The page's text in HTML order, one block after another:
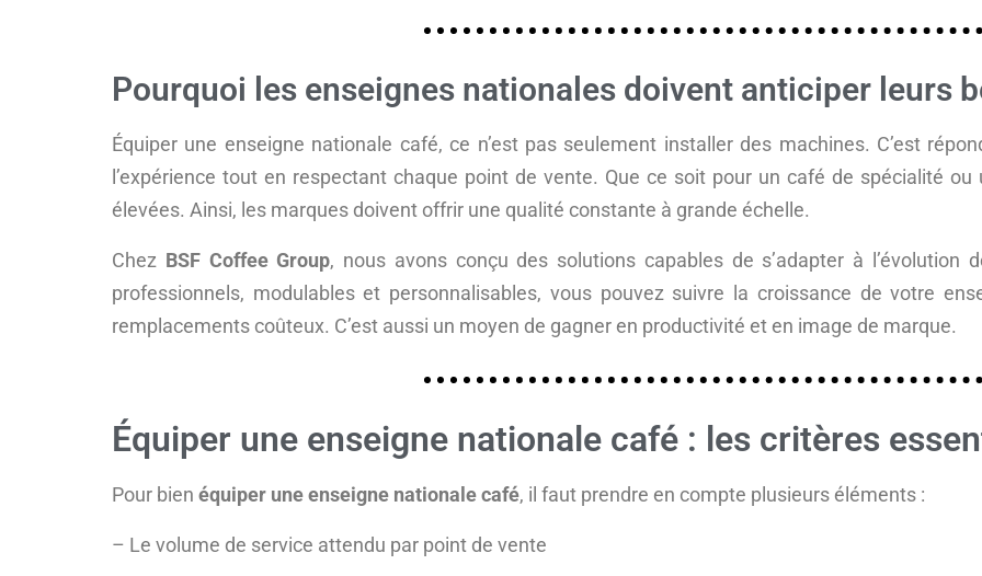
Pourquoi les enseignes nationales doivent anticiper leurs
Équiper une enseigne nationale café, ce n’est pas seulement installer des machines. C’est
l’expérience tout en respectant chaque point de vente. Que ce soit pour un café de spécialité
élevées. Ainsi, les marques doivent offrir une qualité constante à grande échelle.
Chez BSF Coffee Group, nous avons conçu des solutions capables de s’adapter à l’évolution
professionnels, modulables et personnalisables, vous pouvez suivre la croissance de votre
remplacements coûteux. C’est aussi un moyen de gagner en productivité et en image de marque.
Équiper une enseigne nationale café : les critères
Pour bien équiper une enseigne nationale café, il faut prendre en compte plusieurs éléments :
– Le volume de service attendu par point de vente